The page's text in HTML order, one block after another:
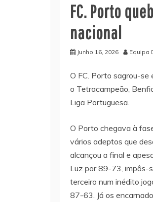
FC. Porto
nacional
Junho 16, 2026 Equipa
O FC. Porto sagrou-se
o Tetracampeão,
Liga Portuguesa.
O Porto chegava à
vários adeptos que
alcançou a final e
Luz por 89-73, impôs-
terceiro num inédito
87-63. Já os